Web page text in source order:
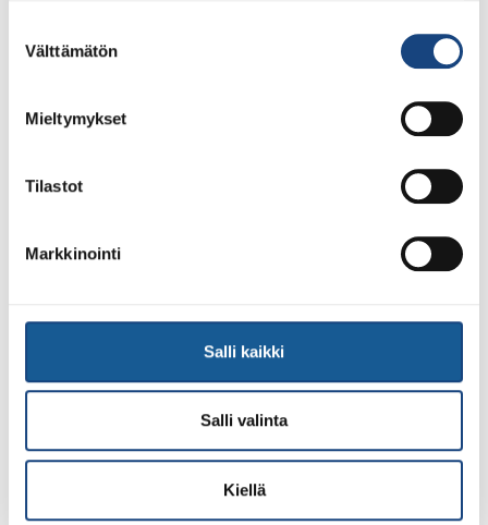
valinta
Välttämätön
Mieltymykset
Tilastot
Markkinointi
Salli kaikki
Salli valinta
Kiellä
Tuomariraportti Swedish A-Judo/VI
Open 2026, 14.-17.5.2026,
Lindesberg, Ruotsi